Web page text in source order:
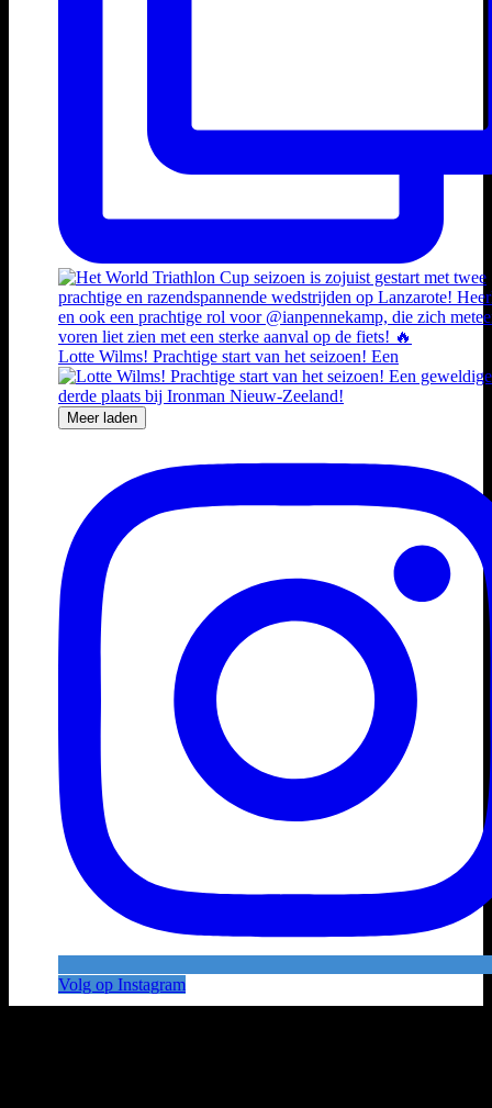
Lotte Wilms! Prachtige start van het seizoen! Een
Meer laden
Volg op Instagram